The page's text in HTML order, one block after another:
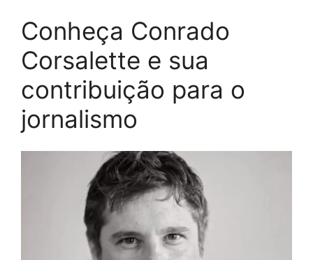
Conheça Conrado
Corsalette e sua
contribuição para o
jornalismo